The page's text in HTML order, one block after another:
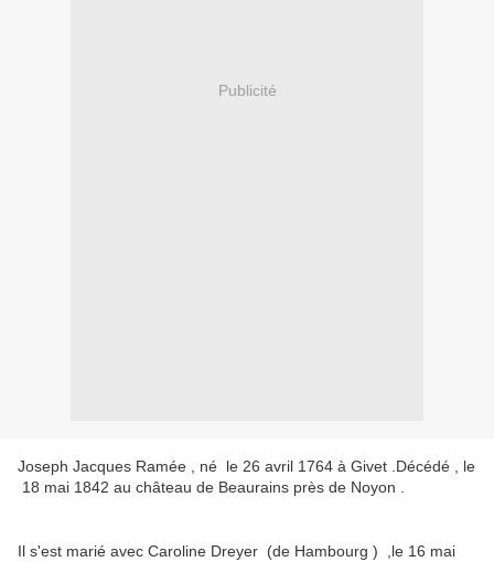
Publicité
Joseph Jacques Ramée , né le 26 avril 1764 à Givet .Décédé , le
18 mai 1842 au château de Beaurains près de Noyon .
Il s'est marié avec Caroline Dreyer (de Hambourg ) ,le 16 mai